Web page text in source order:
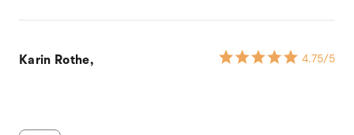
Karin Rothe, 4.75/5